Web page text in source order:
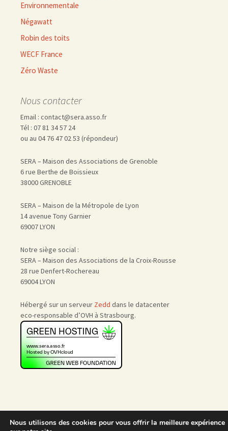
Environnementale
Négawatt
Robin des toits
WECF France
Zéro Waste
Nous contacter
Email : contact@sera.asso.fr
Tél : 07 81 34 57 24
ou au 04 76 47 02 53 (répondeur)
SERA – Maison des Associations de Grenoble
6 rue Berthe de Boissieux
38000 GRENOBLE
SERA – Maison de la Métropole de Lyon
14 avenue Tony Garnier
69007 LYON
Notre siège social :
SERA – Maison des Associations de la Croix-Rousse
28 rue Denfert-Rochereau
69004 LYON
Hébergé sur un serveur Zedd dans le datacenter
eco-responsable d’OVH à Strasbourg.
Accueil | Nous rejoindre
Nous utilisons des cookies pour vous offrir la meilleure expérience